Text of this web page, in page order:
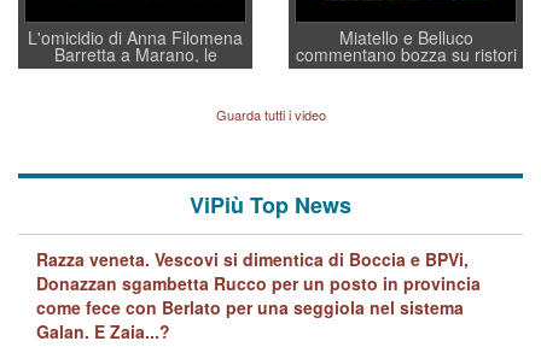
L'omicidio di Anna Filomena
Barretta a Marano, le
indagini dei carabinieri di
Lavarra: più avvincenti di
quelle di... Barbara D'Urso
Miatello e Belluco
commentano bozza su ristori
BPVi e Veneto Banca
Guarda tutti i video
ViPiù Top News
Razza veneta. Vescovi si dimentica di Boccia e BPVi,
Donazzan sgambetta Rucco per un posto in provincia
come fece con Berlato per una seggiola nel sistema
Galan. E Zaia...?